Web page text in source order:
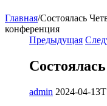
Главная/Состоялась
конференция
Предыдущая
admin 2024-04-